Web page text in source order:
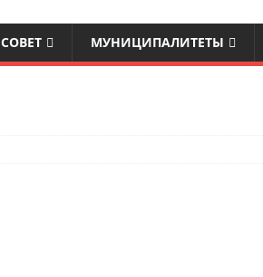
СОВЕТ МУНИЦИПАЛИТЕТЫ